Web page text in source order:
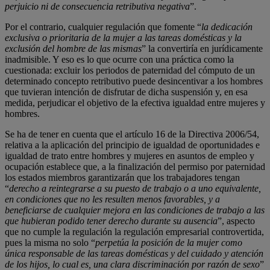
perjuicio ni de consecuencia retributiva negativa”.
Por el contrario, cualquier regulación que fomente “la dedicación
exclusiva o prioritaria de la mujer a las tareas domésticas y la
exclusión del hombre de las mismas” la convertiría en jurídicamente
inadmisible. Y eso es lo que ocurre con una práctica como la
cuestionada: excluir los periodos de paternidad del cómputo de un
determinado concepto retributivo puede desincentivar a los hombres
que tuvieran intención de disfrutar de dicha suspensión y, en esa
medida, perjudicar el objetivo de la efectiva igualdad entre mujeres y
hombres.
Se ha de tener en cuenta que el artículo 16 de la Directiva 2006/54,
relativa a la aplicación del principio de igualdad de oportunidades e
igualdad de trato entre hombres y mujeres en asuntos de empleo y
ocupación establece que, a la finalización del permiso por paternidad
los estados miembros garantizarán que los trabajadores tengan
“derecho a reintegrarse a su puesto de trabajo o a uno equivalente,
en condiciones que no les resulten menos favorables, y a
beneficiarse de cualquier mejora en las condiciones de trabajo a las
que hubieran podido tener derecho durante su ausencia”, aspecto
que no cumple la regulación la regulación empresarial controvertida,
pues la misma no solo “perpetúa la posición de la mujer como
única responsable de las tareas domésticas y del cuidado y atención
de los hijos, lo cual es, una clara discriminación por razón de sexo”